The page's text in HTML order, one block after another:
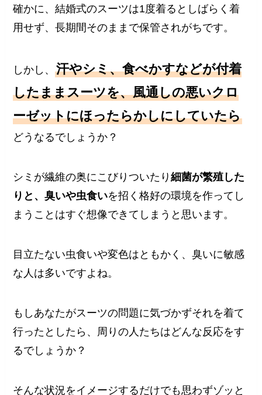
確かに、結婚式のスーツは1度着るとしばらく着
用せず、長期間そのままで保管されがちです。
しかし、汗やシミ、食べかすなどが付着
したままスーツを、風通しの悪いクロ
ーゼットにほったらかしにしていたら
どうなるでしょうか？
シミが繊維の奥にこびりついたり細菌が繁殖した
りと、臭いや虫食いを招く格好の環境を作ってし
まうことはすぐ想像できてしまうと思います。
目立たない虫食いや変色はともかく、臭いに敏感
な人は多いですよね。
もしあなたがスーツの問題に気づかずそれを着て
行ったとしたら、周りの人たちはどんな反応をす
るでしょうか？
そんな状況をイメージするだけでも思わずゾッと